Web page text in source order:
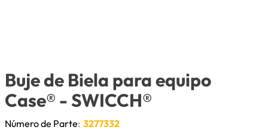
Buje de Biela para equipo
Case® - SWICCH®
Número de Parte: 3277332